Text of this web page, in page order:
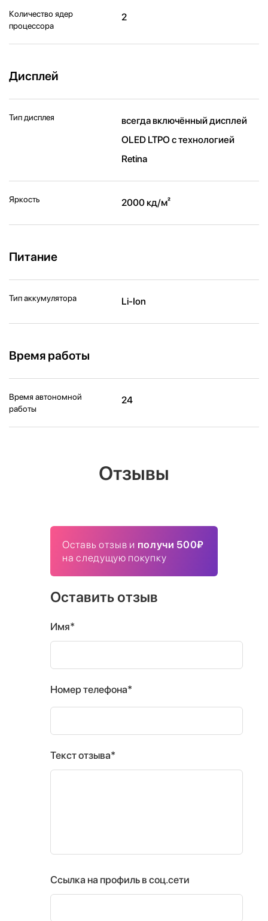
Количество ядер
процессора
2
Дисплей
Тип дисплея
всегда включённый дисплей
OLED LTPO с технологией
Retina
Яркость 2000 кд/ м²
Питание
Тип аккумулятора Li-Ion
Время работы
Время автономной
работы
24
Отзывы
Оставь отзыв и получи 500₽
на следущую покупку
Оставить отзыв
Имя*
Номер телефона*
Текст отзыва*
Ссылка на профиль в соц.сети